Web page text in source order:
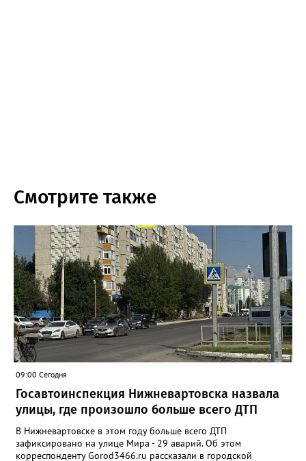
Смотрите также
09:00 Сегодня
Госавтоинспекция Нижневартовска назвала
улицы, где произошло больше всего ДТП
В Нижневартовске в этом году больше всего ДТП
зафиксировано на улице Мира - 29 аварий. Об этом
корреспонденту Gorod3466.ru рассказали в городской